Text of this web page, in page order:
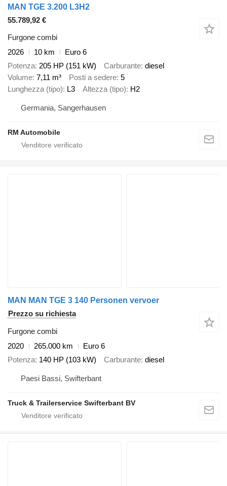
MAN TGE 3.200 L3H2
55.789,92 €
Furgone combi
2026
10 km
Euro 6
Potenza 205 HP (151 kW) Carburante diesel
Volume 7,11 m³ Posti a sedere 5
Lunghezza (tipo) L3 Altezza (tipo) H2
Germania, Sangerhausen
RM Automobile
MAN MAN TGE 3 140 Personen vervoer
Prezzo su richiesta
Furgone combi
2020
265.000 km
Euro 6
Potenza 140 HP (103 kW) Carburante diesel
Paesi Bassi, Swifterbant
Truck & Trailerservice Swifterbant BV